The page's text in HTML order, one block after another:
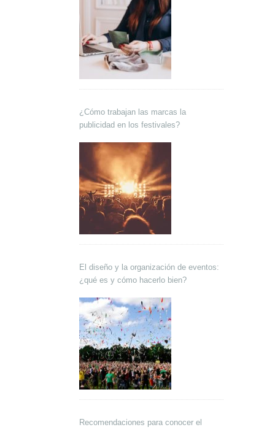
¿Cómo trabajan las marcas la
publicidad en los festivales?
El diseño y la organización de eventos:
¿qué es y cómo hacerlo bien?
Recomendaciones para conocer el